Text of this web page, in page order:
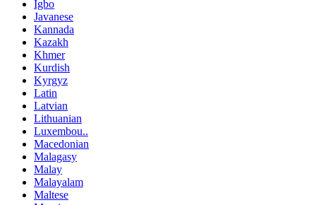
Igbo
Javanese
Kannada
Kazakh
Khmer
Kurdish
Kyrgyz
Latin
Latvian
Lithuanian
Luxembou..
Macedonian
Malagasy
Malay
Malayalam
Maltese